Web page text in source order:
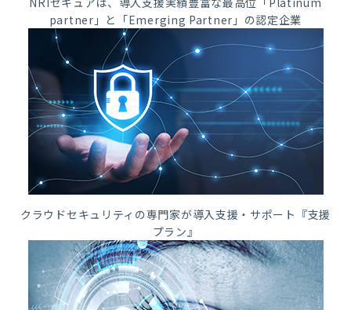
partner」と「Emerging Partner」の認定企業
クラウドセキュリティの専門家が導入支援・サポート『支援
プラン』